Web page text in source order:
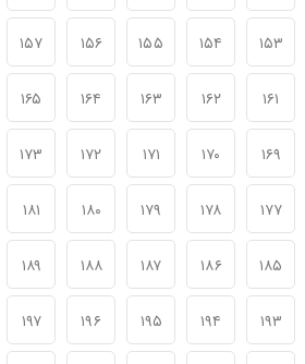
۱۵۳ ۱۵۴ ۱۵۵ ۱۵۶ ۱۵۷
۱۶۱ ۱۶۲ ۱۶۳ ۱۶۴ ۱۶۵
۱۶۹ ۱۷۰ ۱۷۱ ۱۷۲ ۱۷۳
۱۷۷ ۱۷۸ ۱۷۹ ۱۸۰ ۱۸۱
۱۸۵ ۱۸۶ ۱۸۷ ۱۸۸ ۱۸۹
۱۹۳ ۱۹۴ ۱۹۵ ۱۹۶ ۱۹۷